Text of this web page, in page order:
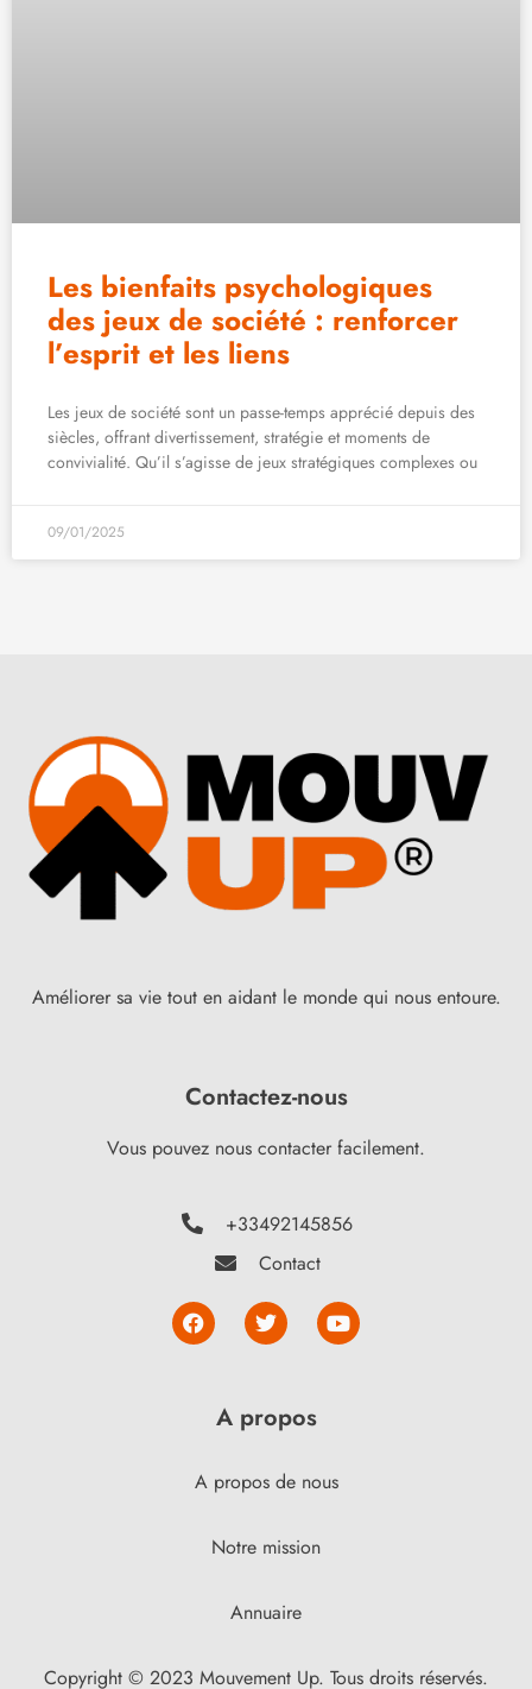
Les bienfaits psychologiques
des jeux de société : renforcer
l’esprit et les liens
Les jeux de société sont un passe-temps apprécié depuis des
siècles, offrant divertissement, stratégie et moments de
convivialité. Qu’il s’agisse de jeux stratégiques complexes ou
09/01/2025
Améliorer sa vie tout en aidant le monde qui nous entoure.
Contactez-nous
Vous pouvez nous contacter facilement.
+33492145856
Contact
A propos
A propos de nous
Notre mission
Annuaire
Copyright © 2023 Mouvement Up. Tous droits réservés.